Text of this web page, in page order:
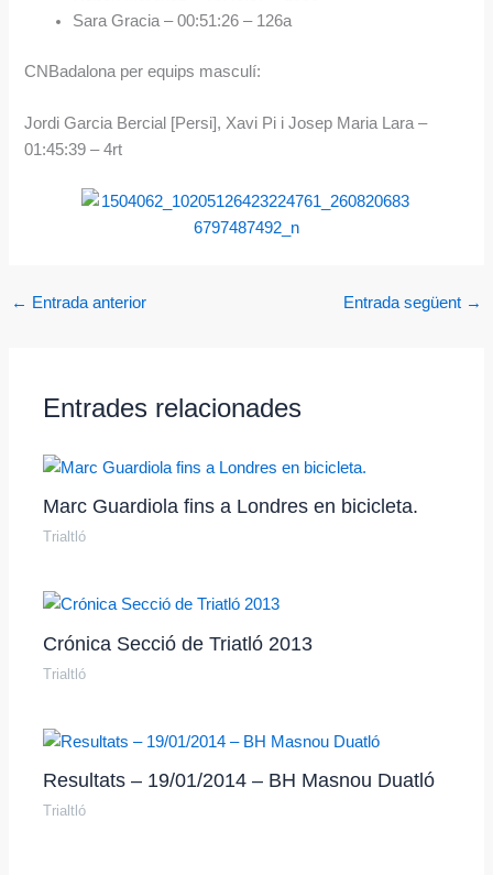
Sara Gracia – 00:51:26 – 126a
CNBadalona per equips masculí:
Jordi Garcia Bercial [Persi], Xavi Pi i Josep Maria Lara –
01:45:39 – 4rt
← Entrada anterior Entrada següent →
Entrades relacionades
Marc Guardiola fins a Londres en bicicleta.
Trialtló
Crónica Secció de Triatló 2013
Trialtló
Resultats – 19/01/2014 – BH Masnou Duatló
Trialtló